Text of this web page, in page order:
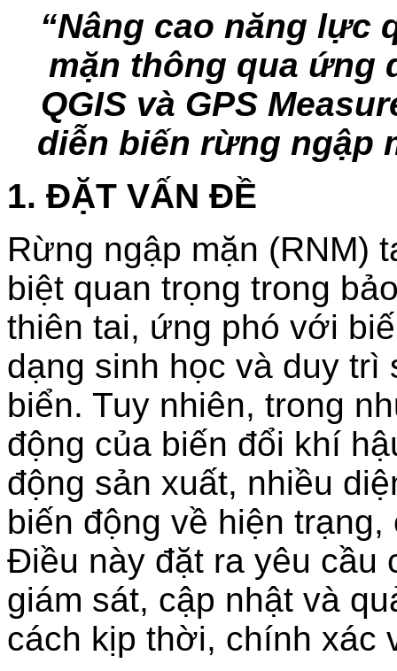
“Nâng cao năng lực
mặn thông qua ứng
QGIS và GPS
diễn biến rừng ngập
1. ĐẶT VẤN ĐỀ
Rừng ngập mặn (RNM)
biệt quan trọng trong
thiên tai, ứng phó với
dạng sinh học và duy trì
biển. Tuy nhiên, trong
động của biến đổi khí
động sản xuất, nhiều
biến động về hiện
Điều này đặt ra yêu cầu
giám sát, cập nhật và
cách kịp thời, chính xác